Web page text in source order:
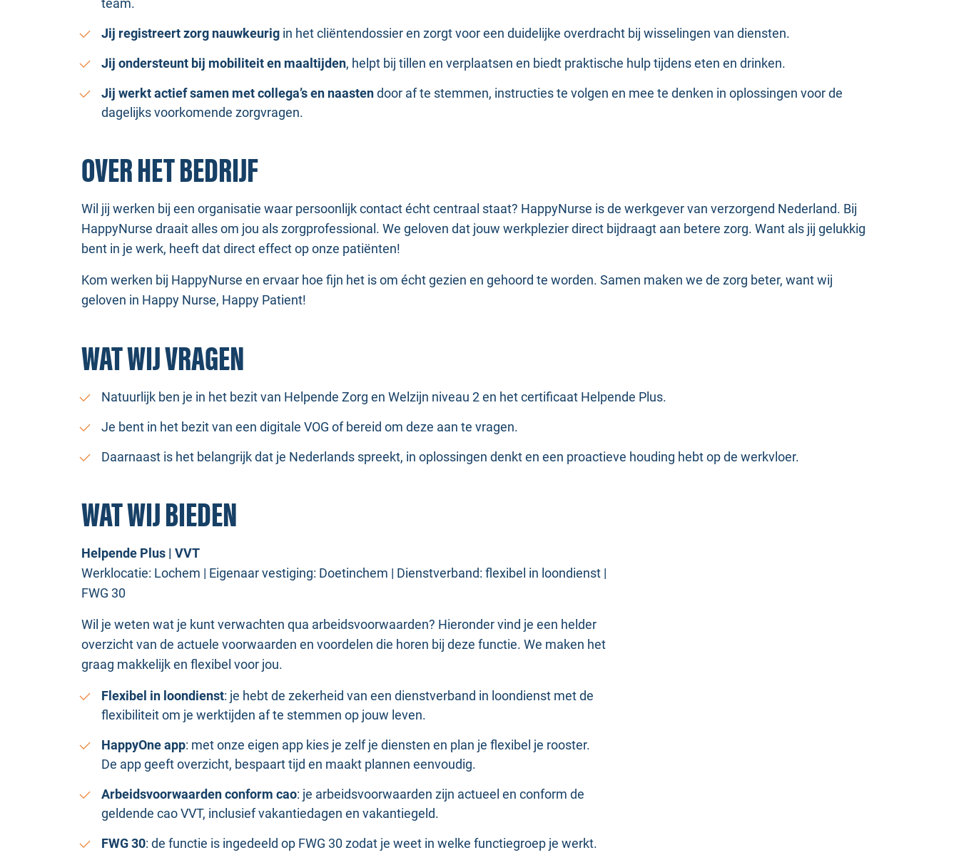
team.
Jij registreert zorg nauwkeurig in het cliëntendossier en zorgt voor een duidelijke overdracht bij wisselingen van diensten.
Jij ondersteunt bij mobiliteit en maaltijden, helpt bij tillen en verplaatsen en biedt praktische hulp tijdens eten en drinken.
Jij werkt actief samen met collega’s en naastendoor af te stemmen, instructies te volgen en mee te denken in oplossingen voor de
dagelijks voorkomende zorgvragen.
OVER HET BEDRIJF
Wil jij werken bij een organisatie waar persoonlijk contact écht centraal staat? HappyNurse is de werkgever van verzorgend Nederland. Bij
HappyNurse draait alles om jou als zorgprofessional. We geloven dat jouw werkplezier direct bijdraagt aan betere zorg. Want als jij gelukkig
bent in je werk, heeft dat direct effect op onze patiënten!
Kom werken bij HappyNurse en ervaar hoe fijn het is om écht gezien en gehoord te worden. Samen maken we de zorg beter, want wij
geloven in Happy Nurse, Happy Patient!
WAT WIJ VRAGEN
Natuurlijk ben je in het bezit van Helpende Zorg en Welzijn niveau 2 en het certificaat Helpende Plus.
Je bent in het bezit van een digitale VOG of bereid om deze aan te vragen.
Daarnaast is het belangrijk dat je Nederlands spreekt, in oplossingen denkt en een proactieve houding hebt op de werkvloer.
WAT WIJ BIEDEN
Helpende Plus | VVT
Werklocatie: Lochem | Eigenaar vestiging: Doetinchem | Dienstverband: flexibel in loondienst |
FWG 30
Wil je weten wat je kunt verwachten qua arbeidsvoorwaarden? Hieronder vind je een helder
overzicht van de actuele voorwaarden en voordelen die horen bij deze functie. We maken het
graag makkelijk en flexibel voor jou.
Flexibel in loondienst: je hebt de zekerheid van een dienstverband in loondienst met de
flexibiliteit om je werktijden af te stemmen op jouw leven.
HappyOne app: met onze eigen app kies je zelf je diensten en plan je flexibel je rooster.
De app geeft overzicht, bespaart tijd en maakt plannen eenvoudig.
Arbeidsvoorwaarden conform cao: je arbeidsvoorwaarden zijn actueel en conform de
geldende cao VVT, inclusief vakantiedagen en vakantiegeld.
FWG 30: de functie is ingedeeld op FWG 30 zodat je weet in welke functiegroep je werkt.